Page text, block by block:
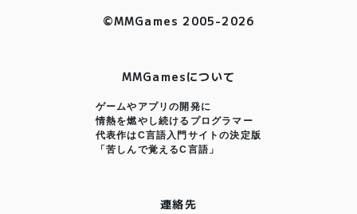
©MMGames 2005-2026
MMGamesについて
ゲームやアプリの開発に
情熱を燃やし続けるプログラマー
代表作はC言語入門サイトの決定版
「苦しんで覚えるC言語」
連絡先